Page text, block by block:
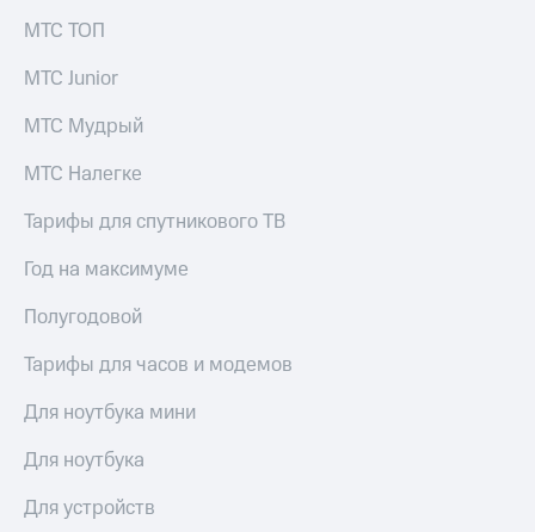
МТС ТОП
МТС Junior
МТС Мудрый
МТС Налегке
Тарифы для спутникового ТВ
Год на максимуме
Полугодовой
Тарифы для часов и модемов
Для ноутбука мини
Для ноутбука
Для устройств